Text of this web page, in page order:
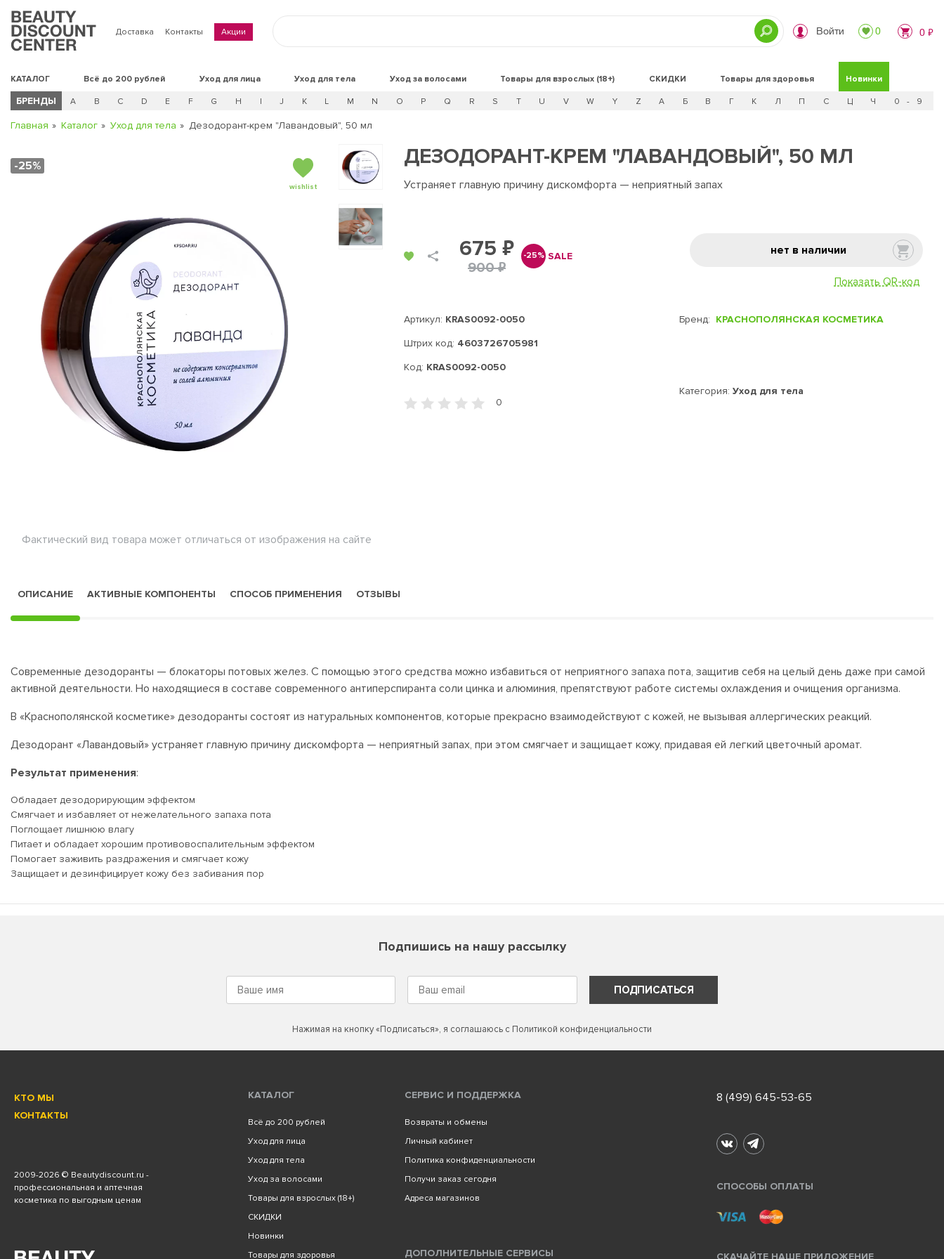
Доставка Контакты Акции Войти 0 0 ₽
КАТАЛОГ Всё до 200 рублей Уход для лица Уход для тела Уход за волосами Товары для взрослых (18+) СКИДКИ Новинки
Товары для здоровья
БРЕНДЫ A B C D E F G H I J K L M N O P Q R S T U V W Y Z А Б В Г К Л П С Ц Ч 0 - 9
Главная Каталог Уход для тела Дезодорант-крем "Лавандовый", 50 мл
-25%
wishlist
Фактический вид товара может отличаться от изображения на сайте
ДЕЗОДОРАНТ-КРЕМ "ЛАВАНДОВЫЙ", 50 МЛ
Устраняет главную причину дискомфорта — неприятный запах
675 ₽
900 ₽
-25% SALE нет в наличии
Показать QR-код
Артикул: KRAS0092-0050
Штрих код: 4603726705981
Код: KRAS0092-0050
Бренд: КРАСНОПОЛЯНСКАЯ КОСМЕТИКА
Категория: Уход для тела
0
ОПИСАНИЕ АКТИВНЫЕ КОМПОНЕНТЫ СПОСОБ ПРИМЕНЕНИЯ ОТЗЫВЫ
Современные дезодоранты — блокаторы потовых желез. С помощью этого средства можно избавиться от неприятного запаха пота, защитив себя на целый день даже при самой
активной деятельности. Но находящиеся в составе современного антиперспиранта соли цинка и алюминия, препятствуют работе системы охлаждения и очищения организма.
В «Краснополянской косметике» дезодоранты состоят из натуральных компонентов, которые прекрасно взаимодействуют с кожей, не вызывая аллергических реакций.
Дезодорант «Лавандовый» устраняет главную причину дискомфорта — неприятный запах, при этом смягчает и защищает кожу, придавая ей легкий цветочный аромат.
Результат применения:
Обладает дезодорирующим эффектом
Смягчает и избавляет от нежелательного запаха пота
Поглощает лишнюю влагу
Питает и обладает хорошим противовоспалительным эффектом
Помогает заживить раздражения и смягчает кожу
Защищает и дезинфицирует кожу без забивания пор
Подпишись на нашу рассылку
ПОДПИСАТЬСЯ
Нажимая на кнопку «Подписаться», я соглашаюсь с Политикой конфиденциальности
КТО МЫ
КОНТАКТЫ
2009-2026 © Beautydiscount.ru -
профессиональная и аптечная
косметика по выгодным ценам
КАТАЛОГ
Всё до 200 рублей
Уход для лица
Уход для тела
Уход за волосами
Товары для взрослых (18+)
СКИДКИ
Новинки
Товары для здоровья
СЕРВИС И ПОДДЕРЖКА
Возвраты и обмены
Личный кабинет
Политика конфиденциальности
Получи заказ сегодня
Адреса магазинов
ДОПОЛНИТЕЛЬНЫЕ СЕРВИСЫ
8 (499) 645-53-65
СПОСОБЫ ОПЛАТЫ
СКАЧАЙТЕ НАШЕ ПРИЛОЖЕНИЕ